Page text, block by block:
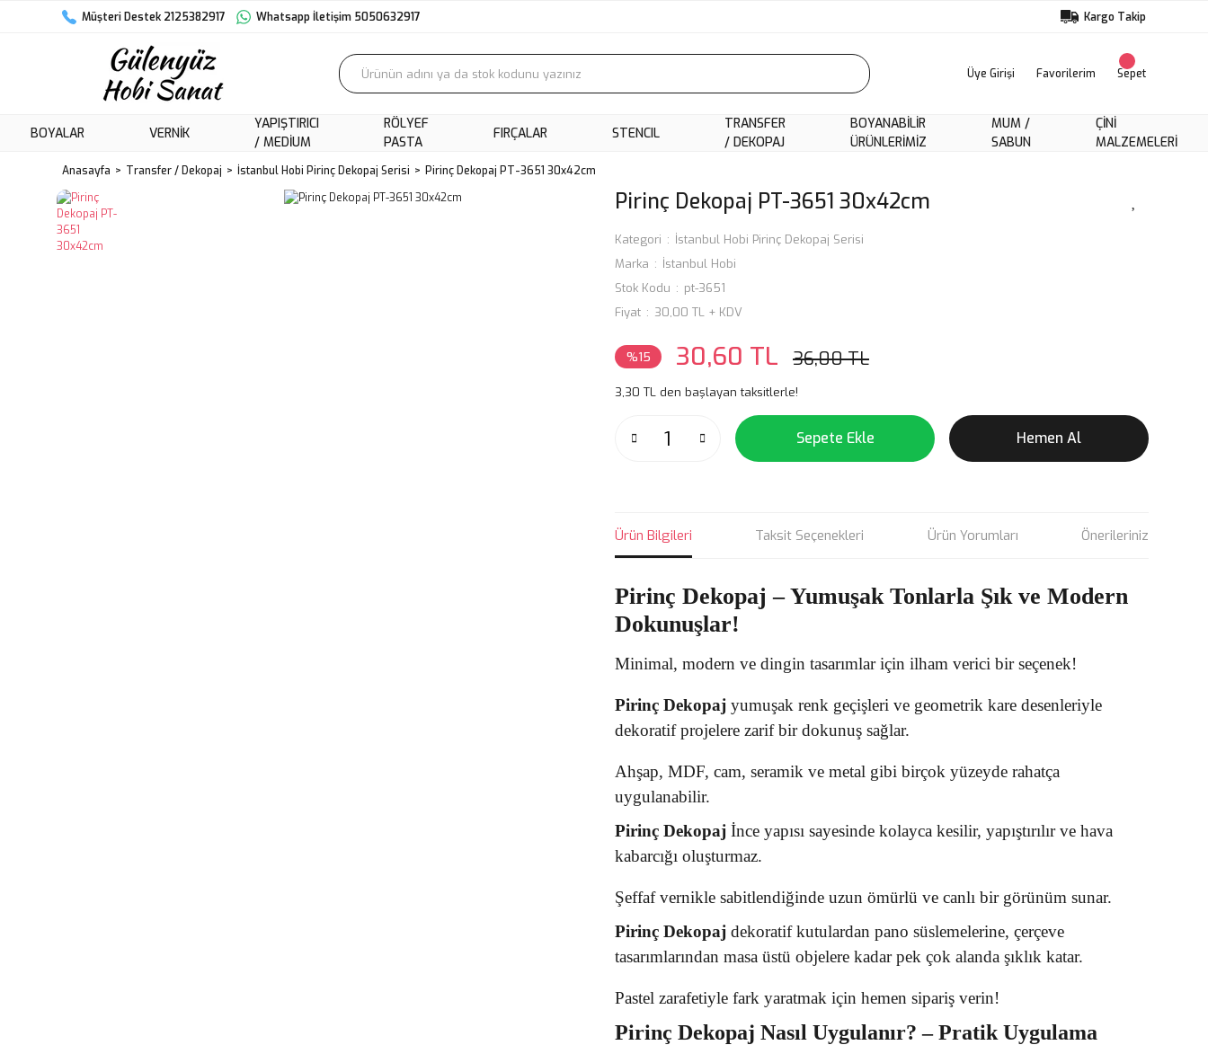
Müşteri Destek 2125382917 Whatsapp İletişim 5050632917 Kargo Takip
Üye Girişi Favorilerim Sepet
BOYALAR VERNIK
YAPIŞTIRICI
/ MEDIUM
RÖLYEF
PASTA
FIRÇALAR STENCIL
TRANSFER
/ DEKOPAJ
BOYANABILIR
ÜRÜNLERIMIZ
MUM /
SABUN
ÇINI
MALZEMELERI
Anasayfa Transfer / Dekopaj İstanbul Hobi Pirinç Dekopaj Serisi Pirinç Dekopaj PT-3651 30x42cm
Pirinç Dekopaj PT-3651 30x42cm
Kategori
İstanbul Hobi Pirinç Dekopaj Serisi
Marka
İstanbul Hobi
Stok Kodu
pt-3651
Fiyat
30,00 TL + KDV
%15 30,60 TL 36,00 TL
3,30 TL den başlayan taksitlerle!
Sepete Ekle Hemen Al
Ürün Bilgileri Taksit Seçenekleri Ürün Yorumları Önerileriniz
Pirinç Dekopaj– Yumuşak Tonlarla Şık ve Modern
Dokunuşlar!
Minimal, modern ve dingin tasarımlar için ilham verici bir seçenek!
Pirinç Dekopaj yumuşak renk geçişleri ve geometrik kare desenleriyle
dekoratif projelere zarif bir dokunuş sağlar.
Ahşap, MDF, cam, seramik ve metal gibi birçok yüzeyde rahatça
uygulanabilir.
Pirinç Dekopaj İnce yapısı sayesinde kolayca kesilir, yapıştırılır ve hava
kabarcığı oluşturmaz.
Şeffaf vernikle sabitlendiğinde uzun ömürlü ve canlı bir görünüm sunar.
Pirinç Dekopaj dekoratif kutulardan pano süslemelerine, çerçeve
tasarımlarından masa üstü objelere kadar pek çok alanda şıklık katar.
Pastel zarafetiyle fark yaratmak için hemen sipariş verin!
Pirinç Dekopaj Nasıl Uygulanır? – Pratik Uygulama